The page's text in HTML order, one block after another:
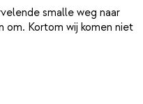
smalle weg naar
om. Kortom wij komen niet